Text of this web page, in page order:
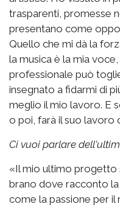
trasparenti, promesse
presentano come
Quello che mi dà la
la musica è la mia
professionale può
insegnato a fidarmi di
meglio il mio lavoro. E
o poi, farà il suo lavoro
Ci vuoi parlare
«Il mio ultimo progetto
brano dove racconto la
come la passione per il